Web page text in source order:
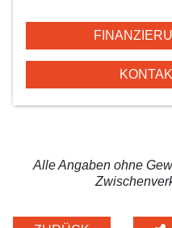
Alle Angaben ohne